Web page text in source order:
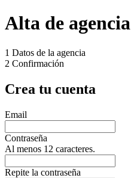
Alta de agencia
1 Datos de la agencia
2 Confirmación
Crea tu cuenta
Email
Contraseña
Al menos 12 caracteres.
Repite la contraseña